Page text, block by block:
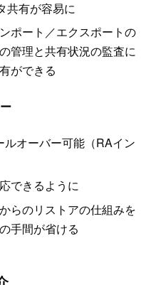
共有が容易に
ポート／エクスポートの
管理と共有状況の監査に
ができる
オーバー可能（RAイン
できるように
らのリストアの仕組みを
手間が省ける